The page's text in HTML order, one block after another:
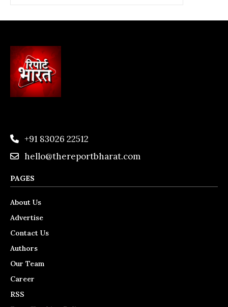
+91 83026 22512
hello@thereportbharat.com
PAGES
About Us
Advertise
Contact Us
Authors
Our Team
Career
RSS